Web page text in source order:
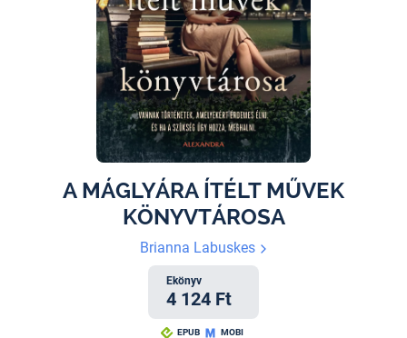
A MÁGLYÁRA ÍTÉLT MŰVEK
KÖNYVTÁROSA
Brianna Labuskes
Ekönyv
4 124 Ft
EPUB MOBI